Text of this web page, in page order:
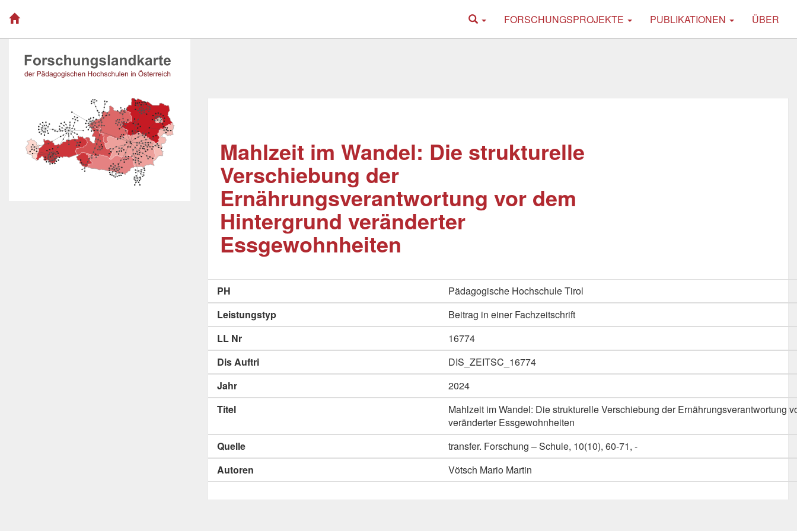
FORSCHUNGSPROJEKTE PUBLIKATIONEN ÜBER
Mahlzeit im Wandel: Die strukturelle
Verschiebung der
Ernährungsverantwortung vor dem
Hintergrund veränderter
Essgewohnheiten
PH
Pädagogische Hochschule Tirol
Leistungstyp
Beitrag in einer Fachzeitschrift
LL Nr
16774
Dis Auftri
DIS_ZEITSC_16774
Jahr
2024
Titel
Mahlzeit im Wandel: Die strukturelle Verschiebung der Ernährungsverantwortung
veränderter Essgewohnheiten
Quelle
transfer. Forschung – Schule, 10(10), 60-71, -
Autoren
Vötsch Mario Martin